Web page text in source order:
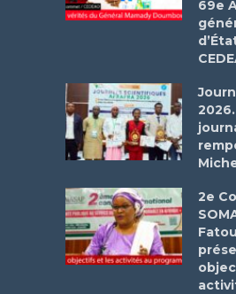
69e
2e